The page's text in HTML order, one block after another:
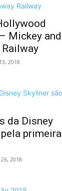
Mickey and
Railway
2018
da Disney
primeira
2018